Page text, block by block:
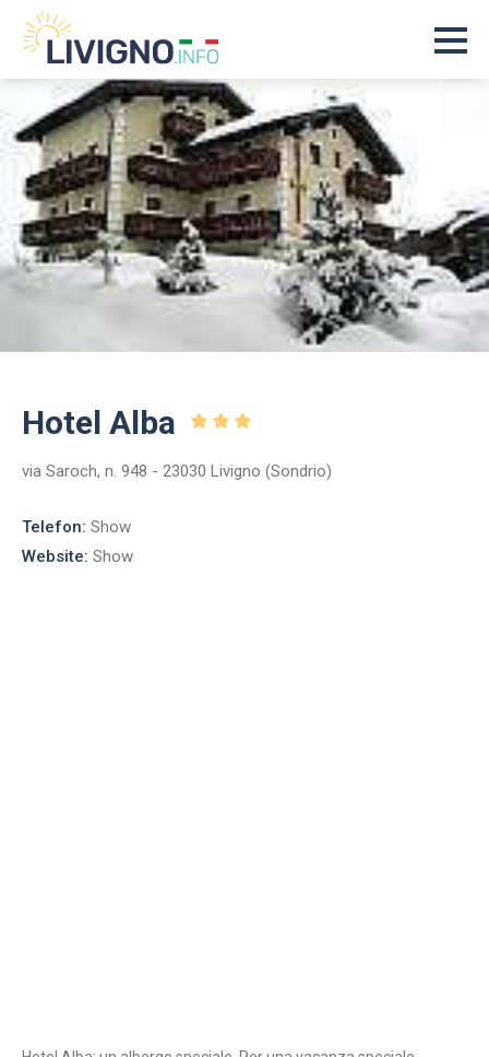
Hotel Alba
via Saroch, n. 948 - 23030 Livigno (Sondrio)
Telefon: Show
Website: Show